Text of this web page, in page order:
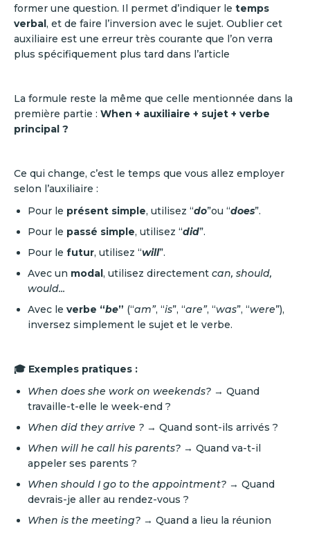
former une question. Il permet d’indiquer le temps
verbal, et de faire l’inversion avec le sujet. Oublier cet
auxiliaire est une erreur très courante que l’on verra
plus spécifiquement plus tard dans l’article
La formule reste la même que celle mentionnée dans la
première partie : When + auxiliaire + sujet + verbe
principal ?
Ce qui change, c’est le temps que vous allez employer
selon l’auxiliaire :
Pour le présent simple, utilisez “do”ou “does”.
Pour le passé simple, utilisez “did”.
Pour le futur, utilisez “will”.
Avec un modal, utilisez directement can, should,
would...
Avec le verbe “be” (“am”, “is”, “are”, “was”, “were”),
inversez simplement le sujet et le verbe.
🎓 Exemples pratiques :
When does she work on weekends? → Quand
travaille-t-elle le week-end ?
When did they arrive ? → Quand sont-ils arrivés ?
When will he call his parents? → Quand va-t-il
appeler ses parents ?
When should I go to the appointment? → Quand
devrais-je aller au rendez-vous ?
When is the meeting? → Quand a lieu la réunion